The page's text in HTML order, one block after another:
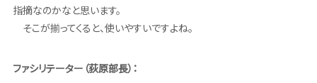
指摘なのかなと思います。
そこが揃ってくると、使いやすいですよね。
ファシリテーター（荻原部長）：